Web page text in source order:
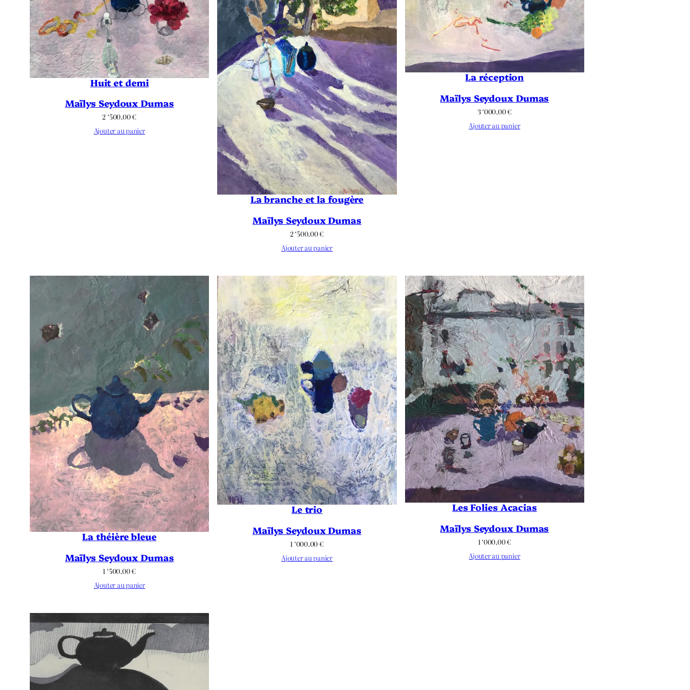
Huit et demi
Maïlys Seydoux Dumas
2 ‘500.00€
Ajouter au panier
La branche et la fougère
Maïlys Seydoux Dumas
2 ‘500.00€
Ajouter au panier
La réception
Maïlys Seydoux Dumas
3 ‘000.00€
Ajouter au panier
La théière bleue
Maïlys Seydoux Dumas
1 ‘500.00€
Ajouter au panier
Le trio
Maïlys Seydoux Dumas
1 ‘000.00€
Ajouter au panier
Les Folies Acacias
Maïlys Seydoux Dumas
1 ‘000.00€
Ajouter au panier